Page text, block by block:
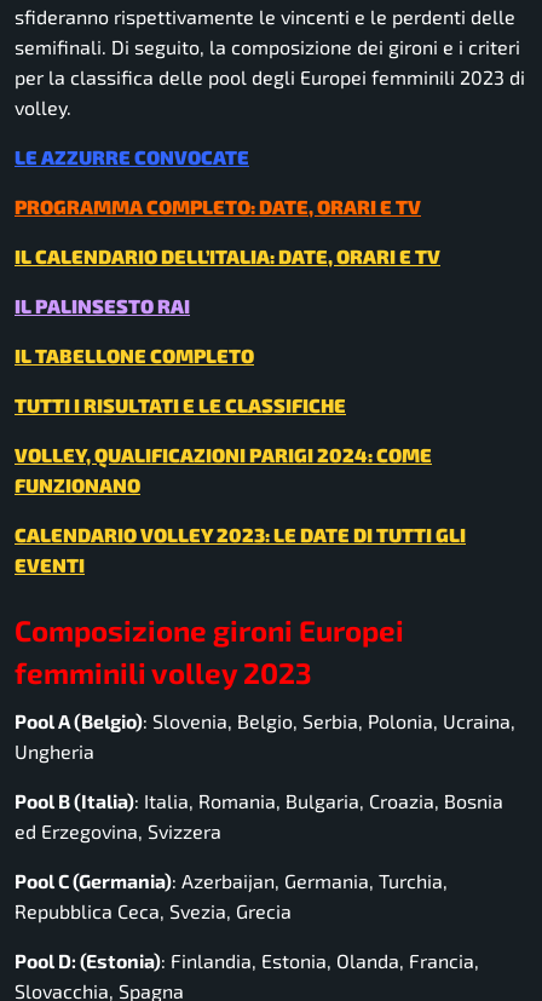
sfideranno rispettivamente le vincenti e le perdenti delle
semifinali. Di seguito, la composizione dei gironi e i criteri
per la classifica delle pool degli Europei femminili 2023 di
volley.
LE AZZURRE CONVOCATE
PROGRAMMA COMPLETO: DATE, ORARI E TV
IL CALENDARIO DELL’ITALIA: DATE, ORARI E TV
IL PALINSESTO RAI
IL TABELLONE COMPLETO
TUTTI I RISULTATI E LE CLASSIFICHE
VOLLEY, QUALIFICAZIONI PARIGI 2024: COME
FUNZIONANO
CALENDARIO VOLLEY 2023: LE DATE DI TUTTI GLI
EVENTI
Composizione gironi Europei
femminili volley 2023
Pool A (Belgio): Slovenia, Belgio, Serbia, Polonia, Ucraina,
Ungheria
Pool B (Italia): Italia, Romania, Bulgaria, Croazia, Bosnia
ed Erzegovina, Svizzera
Pool C (Germania): Azerbaijan, Germania, Turchia,
Repubblica Ceca, Svezia, Grecia
Pool D: (Estonia): Finlandia, Estonia, Olanda, Francia,
Slovacchia, Spagna